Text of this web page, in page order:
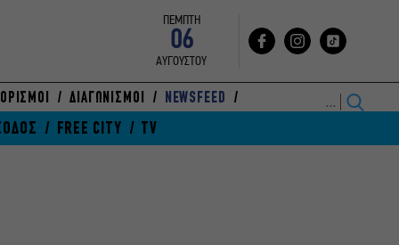
ΠΕΜΠΤΗ
06
ΑΥΓΟΥΣΤΟΥ
ΔΙΑΓΩΝΙΣΜΟΙ NEWSFEED
FREE CITY TV